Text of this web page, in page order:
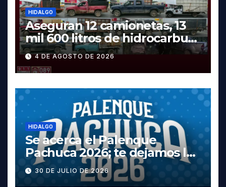
HIDALGO
Aseguran 12 camionetas, 13
mil 600 litros de hidrocarburo
y dos vehículos robados en
Tula
4 DE AGOSTO DE 2026
HIDALGO
Se acerca el Palenque
Pachuca 2026; te dejamos la
cartelera completa, las
fechas y los precios
30 DE JULIO DE 2026